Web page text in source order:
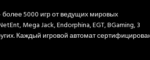
5000 игр от ведущих мировых
Mega Jack, Endorphina, EGT, BGaming, 3
Каждый игровой автомат